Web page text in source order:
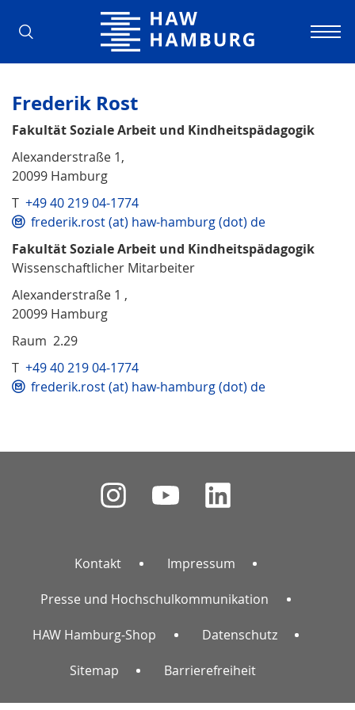
Hochschule für Angewandte
Frederik Rost
Fakultät Soziale Arbeit und Kindheitspädagogik
Alexanderstraße 1,
20099 Hamburg
T +49 40 219 04-1774
frederik.rost (at) haw-hamburg (dot) de
Fakultät Soziale Arbeit und Kindheitspädagogik
Wissenschaftlicher Mitarbeiter
Alexanderstraße 1 ,
20099 Hamburg
Raum 2.29
T +49 40 219 04-1774
frederik.rost (at) haw-hamburg (dot) de
Kontakt Impressum
Presse und Hochschulkommunikation
HAW Hamburg-Shop Datenschutz
Sitemap Barrierefreiheit